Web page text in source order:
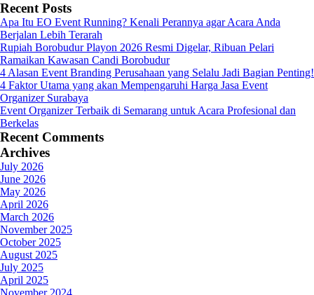
Recent Posts
Apa Itu EO Event Running? Kenali Perannya agar Acara Anda
Berjalan Lebih Terarah
Rupiah Borobudur Playon 2026 Resmi Digelar, Ribuan Pelari
Ramaikan Kawasan Candi Borobudur
4 Alasan Event Branding Perusahaan yang Selalu Jadi Bagian Penting!
4 Faktor Utama yang akan Mempengaruhi Harga Jasa Event
Organizer Surabaya
Event Organizer Terbaik di Semarang untuk Acara Profesional dan
Berkelas
Recent Comments
Archives
July 2026
June 2026
May 2026
April 2026
March 2026
November 2025
October 2025
August 2025
July 2025
April 2025
November 2024